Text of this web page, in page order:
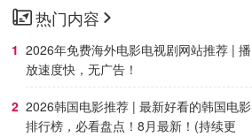
热门内容
2026年免费海外电影电视剧网站推荐 | 播
放速度快，无广告！
2026韩国电影推荐 | 最新好看的韩国电影
排行榜，必看盘点！8月最新！(持续更